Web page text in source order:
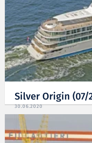
Silver Origin (07/
30.06.2020